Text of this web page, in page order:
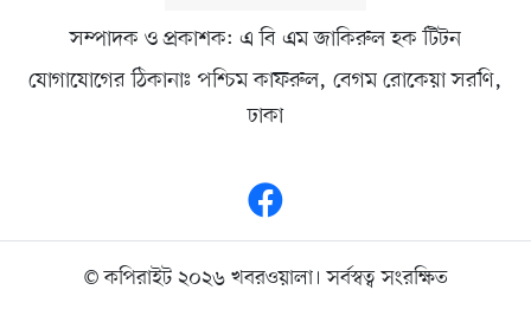
সম্পাদক ও প্রকাশক: এ বি এম জাকিরুল হক টিটন
যোগাযোগের ঠিকানাঃ পশ্চিম কাফরুল, বেগম রোকেয়া সরণি,
ঢাকা
© কপিরাইট ২০২৬ খবরওয়ালা। সর্বস্বত্ব সংরক্ষিত